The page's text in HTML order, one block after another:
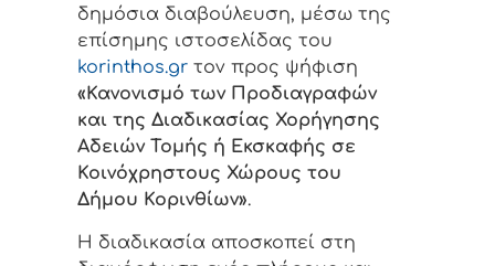
δημόσια διαβούλευση, μέσω της
επίσημης ιστοσελίδας του
korinthos.gr τον προς ψήφιση
«Κανονισμό των Προδιαγραφών
και της Διαδικασίας Χορήγησης
Αδειών Τομής ή Εκσκαφής σε
Κοινόχρηστους Χώρους του
Δήμου Κορινθίων».
Η διαδικασία αποσκοπεί στη